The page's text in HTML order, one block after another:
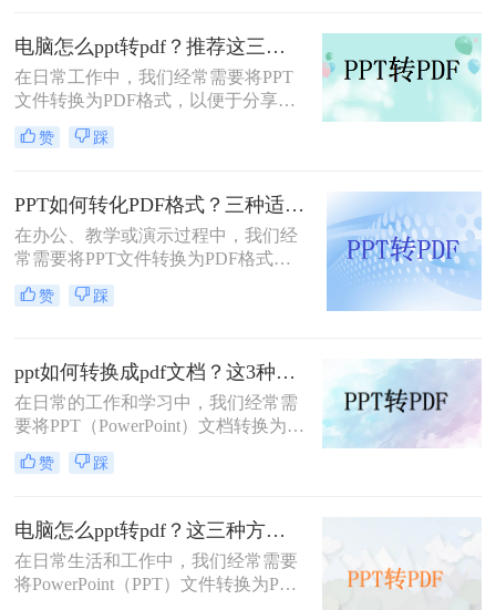
pdf呢？接下来，本文将为你详细介绍
几种常见的转换方法。
电脑怎么ppt转pdf？推荐这三种方法给大家！
在日常工作中，我们经常需要将PPT
文件转换为PDF格式，以便于分享、
打印或保持格式的一致性。那么电脑
怎么ppt转pdf呢？下面将详细介绍几
完成转换。
赞 踩
PPT如何转化PDF格式？三种适合小白的转换方法！
在办公、教学或演示过程中，我们经
常需要将PPT文件转换为PDF格式，
以便在不同设备和软件上保持一致的
排版和布局。PDF格式具有跨平台
如何转化PDF格式呢？下面将介绍三
种将PPT转化为PDF格式的方法，帮
助您轻松实现格式转换。
赞 踩
ppt如何转换成pdf文档？这3种方法，任你选择！
在日常的工作和学习中，我们经常需
要将PPT（PowerPoint）文档转换为
PDF格式，以便于分享、打印或确保
内容在不同设备上保持一致的展示效
不易被篡改等优点，因此成为了许多
场合下的首选格式。本文将详细介绍
PPT如何转换成PDF文档，帮助读者
轻松完成这一转换过程。
赞 踩
电脑怎么ppt转pdf？这三种方法教你快速解决！
在日常生活和工作中，我们经常需要
将PowerPoint（PPT）文件转换为PDF